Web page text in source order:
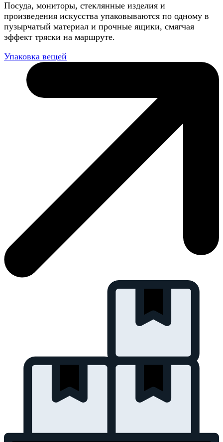
Посуда, мониторы, стеклянные изделия и
произведения искусства упаковываются по одному в
пузырчатый материал и прочные ящики, смягчая
эффект тряски на маршруте.
Упаковка вещей